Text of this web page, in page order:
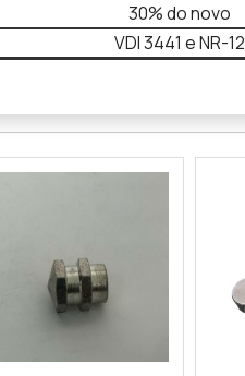
30% do novo
VDI 3441 e NR-12